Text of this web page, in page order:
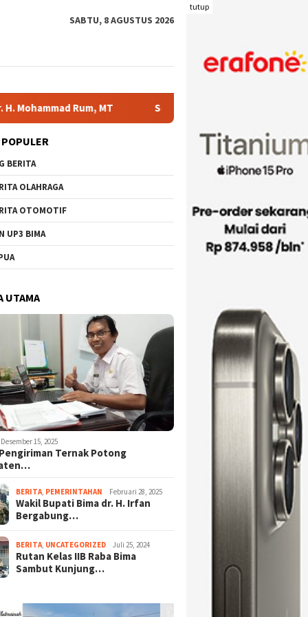
tutup
SABTU, 8 AGUSTUS 2026
Rum, MT Serahkan Bantuan di Kelurahan Sambinae,
BERITA
OLAHRAGA
OTOMOTIF
UP3 BIMA
UTAMA
Desember 15, 2025
Ternak Potong
BERITA PEMERINTAHAN Februari 28, 2025
Wakil Bupati Bima dr. H. Irfan
Bergabung…
BERITA UNCATEGORIZED Juli 25, 2024
Rutan Kelas IIB Raba Bima
Sambut Kunjung…